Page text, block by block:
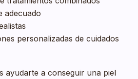
adecuado
personalizadas de cuidados
ayudarte a conseguir una piel